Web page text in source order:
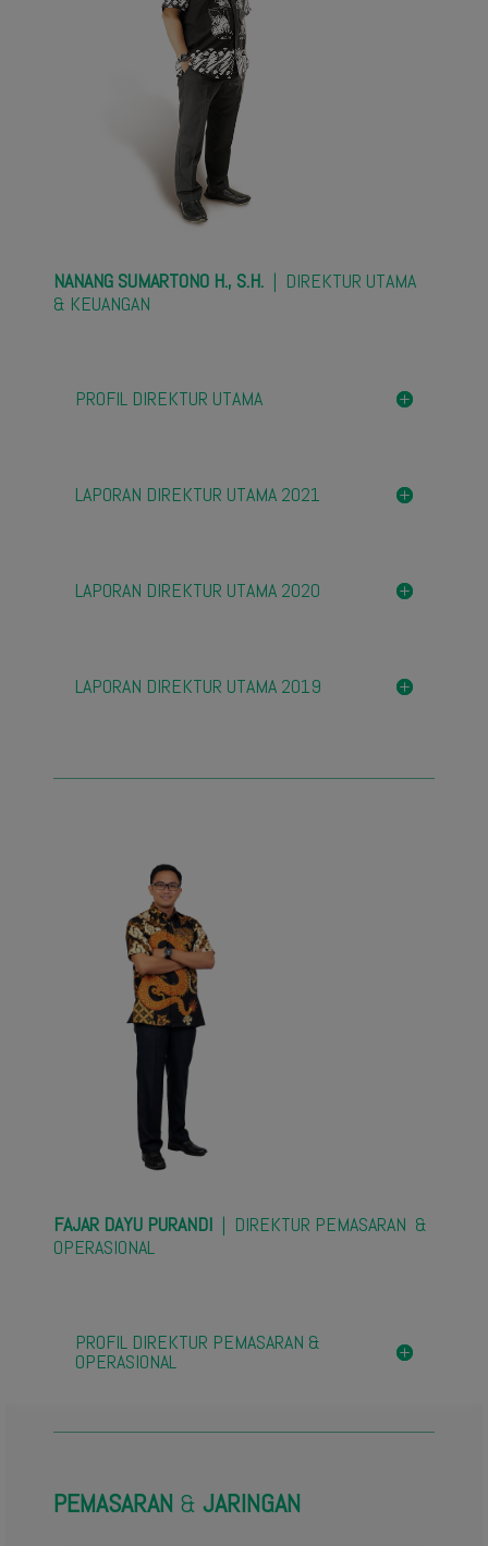
NANANG SUMARTONO H., S.H. | DIREKTUR UTAMA
& KEUANGAN
PROFIL DIREKTUR UTAMA
LAPORAN DIREKTUR UTAMA 2021
LAPORAN DIREKTUR UTAMA 2020
LAPORAN DIREKTUR UTAMA 2019
FAJAR DAYU PURANDI| DIREKTUR PEMASARAN &
OPERASIONAL
PROFIL DIREKTUR PEMASARAN &
OPERASIONAL
PEMASARAN & JARINGAN